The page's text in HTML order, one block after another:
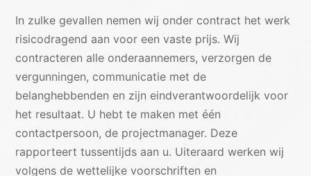
In zulke gevallen nemen wij onder contract het werk
risicodragend aan voor een vaste prijs. Wij
contracteren alle onderaannemers, verzorgen de
vergunningen, communicatie met de
belanghebbenden en zijn eindverantwoordelijk voor
het resultaat. U hebt te maken met één
contactpersoon, de projectmanager. Deze
rapporteert tussentijds aan u. Uiteraard werken wij
volgens de wettelijke voorschriften en